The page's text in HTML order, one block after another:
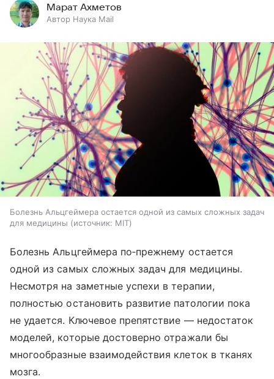
Марат Ахметов
Автор Наука Mail
Болезнь Альцгеймера остается одной из самых сложных задач
для медицины
источник: MIT
Болезнь Альцгеймера по‑прежнему остается
одной из самых сложных задач для медицины.
Несмотря на заметные успехи в терапии,
полностью остановить развитие патологии пока
не удается. Ключевое препятствие — недостаток
моделей, которые достоверно отражали бы
многообразные взаимодействия клеток в тканях
мозга.